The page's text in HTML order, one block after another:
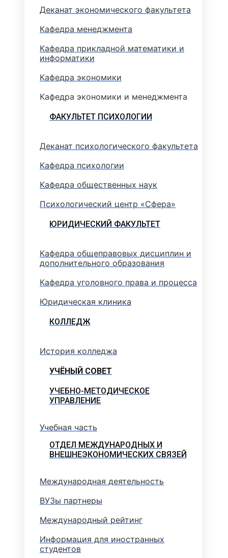
Деканат экономического факультета
Кафедра менеджмента
Кафедра прикладной математики и
информатики
Кафедра экономики
Кафедра экономики и менеджмента
ФАКУЛЬТЕТ ПСИХОЛОГИИ
Деканат психологического факультета
Кафедра психологии
Кафедра общественных наук
Психологический центр «Сфера»
ЮРИДИЧЕСКИЙ ФАКУЛЬТЕТ
Кафедра общеправовых дисциплин и
дополнительного образования
Кафедра уголовного права и процесса
Юридическая клиника
КОЛЛЕДЖ
История колледжа
УЧЁНЫЙ СОВЕТ
УЧЕБНО-МЕТОДИЧЕСКОЕ
УПРАВЛЕНИЕ
Учебная часть
ОТДЕЛ МЕЖДУНАРОДНЫХ И
ВНЕШНЕЭКОНОМИЧЕСКИХ СВЯЗЕЙ
Международная деятельность
ВУЗы партнеры
Международный рейтинг
Информация для иностранных
студентов